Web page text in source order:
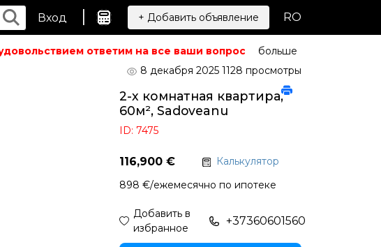
Вход | + Добавить объявление RO
ответим на все ваши вопросы. Не можете найти то,
больше
8 декабря 2025 1128 просмотры
2-х комнатная квартира,
60м², Sadoveanu
ID: 7475
116,900 €
Калькулятор
898 €/ежемесячно по ипотеке
Добавить в
избранное
+37360601560